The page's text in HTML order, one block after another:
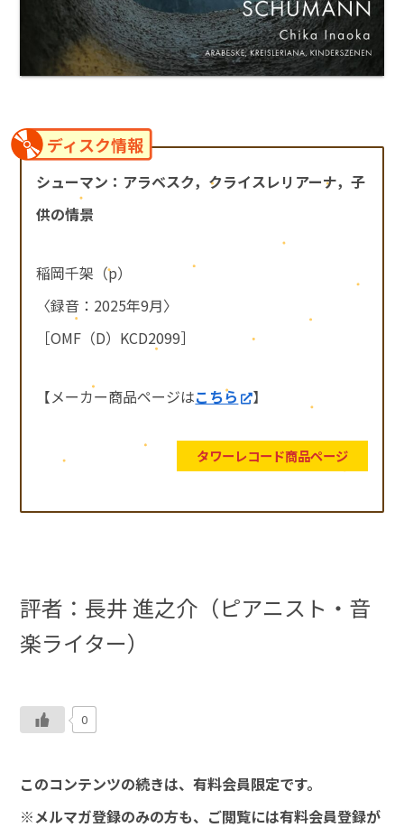
ディスク情報
シューマン：アラベスク，クライスレリアーナ，子
供の情景
稲岡千架（p）
〈録音：2025年9月〉
［OMF（D）KCD2099］
【メーカー商品ページはこちら 】
タワーレコード商品ページ
評者：長井 進之介（ピアニスト・音
楽ライター）
0
このコンテンツの続きは、有料会員限定です。
※メルマガ登録のみの方も、ご閲覧には有料会員登録が